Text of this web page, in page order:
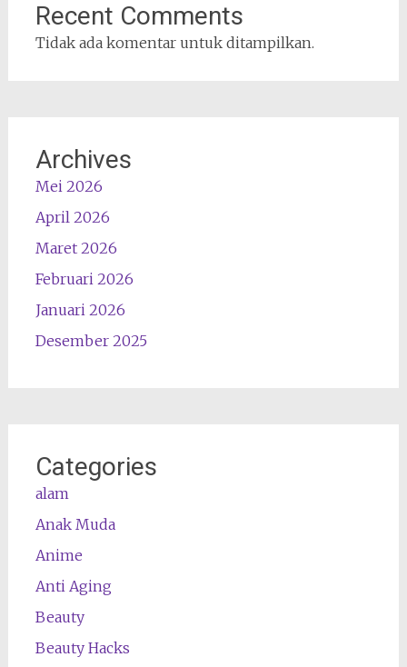
Recent Comments
Tidak ada komentar untuk ditampilkan.
Archives
Mei 2026
April 2026
Maret 2026
Februari 2026
Januari 2026
Desember 2025
Categories
alam
Anak Muda
Anime
Anti Aging
Beauty
Beauty Hacks